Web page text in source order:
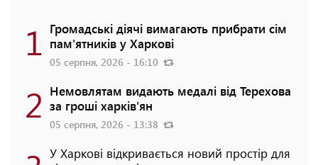
1 Громадські діячі вимагають прибрати сім
пам'ятників у Харкові
05 серпня, 2026 - 16:10
2 Немовлятам видають медалі від Терехова
за гроші харків'ян
05 серпня, 2026 - 13:38
У Харкові відкривається новий простір для